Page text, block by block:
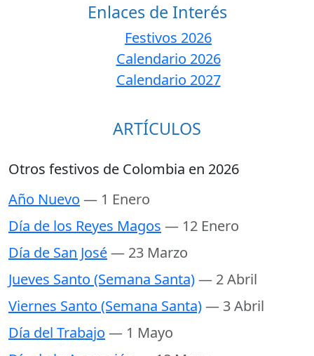
Enlaces de Interés
Festivos 2026
Calendario 2026
Calendario 2027
ARTÍCULOS
Otros festivos de Colombia en 2026
Año Nuevo — 1 Enero
Día de los Reyes Magos — 12 Enero
Día de San José— 23 Marzo
Jueves Santo (Semana Santa)— 2 Abril
Viernes Santo (Semana Santa)— 3 Abril
Día del Trabajo — 1 Mayo